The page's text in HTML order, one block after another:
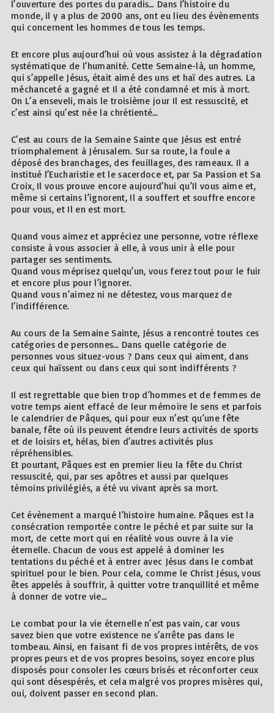
l’ouverture des portes du paradis… Dans l’histoire du
monde, il y a plus de 2000 ans, ont eu lieu des évènements
qui concernent les hommes de tous les temps.
Et encore plus aujourd’hui où vous assistez à la dégradation
systématique de l’humanité. Cette Semaine-là, un homme,
qui s’appelle Jésus, était aimé des uns et haï des autres. La
méchanceté a gagné et Il a été condamné et mis à mort.
On L’a enseveli, mais le troisième jour Il est ressuscité, et
c’est ainsi qu’est née la chrétienté…
C’est au cours de la Semaine Sainte que Jésus est entré
triomphalement à Jérusalem. Sur sa route, la foule a
déposé des branchages, des feuillages, des rameaux. Il a
institué l’Eucharistie et le sacerdoce et, par Sa Passion et Sa
Croix, Il vous prouve encore aujourd’hui qu’Il vous aime et,
même si certains l’ignorent, Il a souffert et souffre encore
pour vous, et Il en est mort.
Quand vous aimez et appréciez une personne, votre réflexe
consiste à vous associer à elle, à vous unir à elle pour
partager ses sentiments.
Quand vous méprisez quelqu’un, vous ferez tout pour le fuir
et encore plus pour l’ignorer.
Quand vous n’aimez ni ne détestez, vous marquez de
l’indifférence.
Au cours de la Semaine Sainte, Jésus a rencontré toutes ces
catégories de personnes… Dans quelle catégorie de
personnes vous situez-vous ? Dans ceux qui aiment, dans
ceux qui haïssent ou dans ceux qui sont indifférents ?
Il est regrettable que bien trop d’hommes et de femmes de
votre temps aient effacé de leur mémoire le sens et parfois
le calendrier de Pâques, qui pour eux n’est qu’une fête
banale, fête où ils peuvent étendre leurs activités de sports
et de loisirs et, hélas, bien d’autres activités plus
répréhensibles.
Et pourtant, Pâques est en premier lieu la fête du Christ
ressuscité, qui, par ses apôtres et aussi par quelques
témoins privilégiés, a été vu vivant après sa mort.
Cet évènement a marqué l’histoire humaine. Pâques est la
consécration remportée contre le péché et par suite sur la
mort, de cette mort qui en réalité vous ouvre à la vie
éternelle. Chacun de vous est appelé à dominer les
tentations du péché et à entrer avec Jésus dans le combat
spirituel pour le bien. Pour cela, comme le Christ Jésus, vous
êtes appelés à souffrir, à quitter votre tranquillité et même
à donner de votre vie…
Le combat pour la vie éternelle n’est pas vain, car vous
savez bien que votre existence ne s’arrête pas dans le
tombeau. Ainsi, en faisant fi de vos propres intérêts, de vos
propres peurs et de vos propres besoins, soyez encore plus
disposés pour consoler les cœurs brisés et réconforter ceux
qui sont désespérés, et cela malgré vos propres misères qui,
oui, doivent passer en second plan.